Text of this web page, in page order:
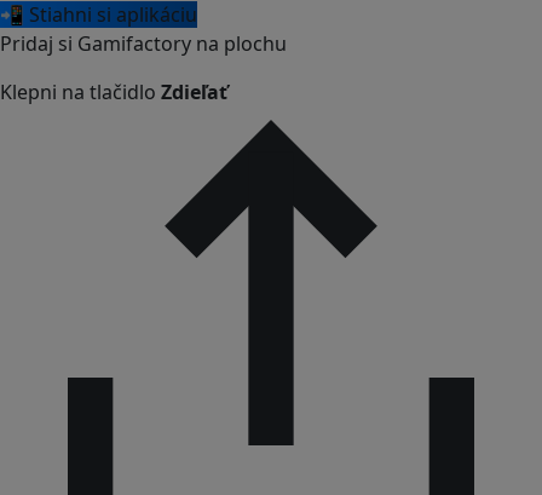
📲 Stiahni si aplikáciu
Pridaj si Gamifactory na plochu
Klepni na tlačidlo Zdieľať